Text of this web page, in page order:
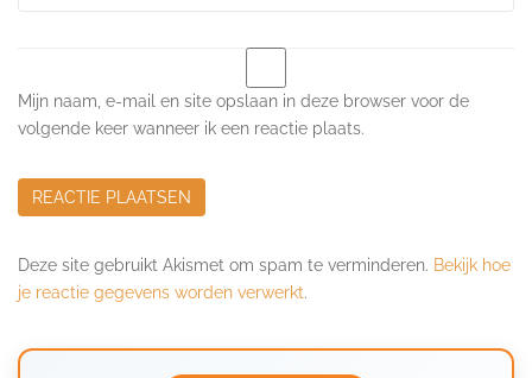
Mijn naam, e-mail en site opslaan in deze browser voor de
volgende keer wanneer ik een reactie plaats.
Deze site gebruikt Akismet om spam te verminderen. Bekijk hoe
je reactie gegevens worden verwerkt.